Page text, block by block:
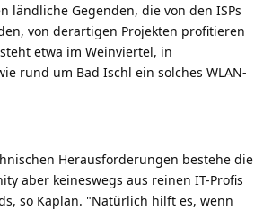
ländliche Gegenden, die von den ISPs
von derartigen Projekten profitieren
etwa im Weinviertel, in
rund um Bad Ischl ein solches WLAN-
Herausforderungen bestehe die
aber keineswegs aus reinen IT-Profis
so Kaplan. "Natürlich hilft es, wenn